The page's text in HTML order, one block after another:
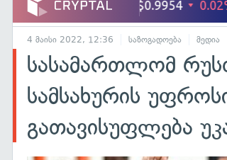
4 მაისი 2022, 12:36 საზოგადოება მედია
სასამართლომ
სამსახურის
გათავისუფლება